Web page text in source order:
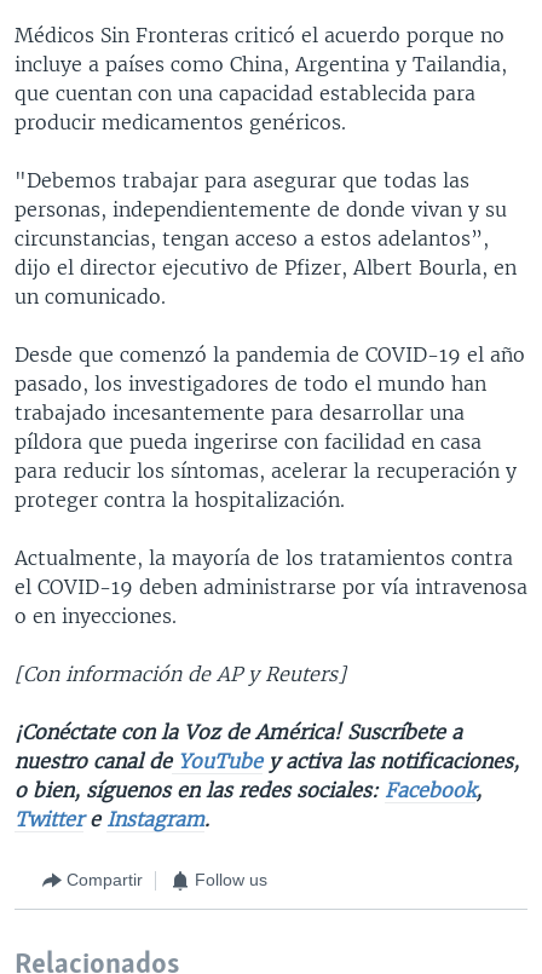
Médicos Sin Fronteras criticó el acuerdo porque no
incluye a países como China, Argentina y Tailandia,
que cuentan con una capacidad establecida para
producir medicamentos genéricos.
"Debemos trabajar para asegurar que todas las
personas, independientemente de donde vivan y su
circunstancias, tengan acceso a estos adelantos”,
dijo el director ejecutivo de Pfizer, Albert Bourla, en
un comunicado.
Desde que comenzó la pandemia de COVID-19 el año
pasado, los investigadores de todo el mundo han
trabajado incesantemente para desarrollar una
píldora que pueda ingerirse con facilidad en casa
para reducir los síntomas, acelerar la recuperación y
proteger contra la hospitalización.
Actualmente, la mayoría de los tratamientos contra
el COVID-19 deben administrarse por vía intravenosa
o en inyecciones.
[Con información de AP y Reuters]
¡Conéctate con la Voz de América! Suscríbete a
nuestro canal deYouTubey activa las notificaciones,
o bien, síguenos en las redes sociales: Facebook,
Twittere Instagram.
Compartir Follow us
Relacionados